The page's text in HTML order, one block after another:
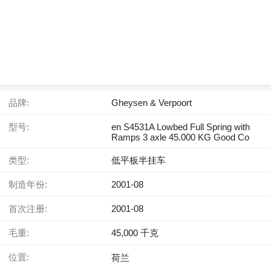
品牌: Gheysen & Verpoort
型号:
en S4531A Lowbed Full Spring with
Ramps 3 axle 45.000 KG Good Co
类型: 低平板半挂车
制造年份: 2001-08
首次注册: 2001-08
毛重: 45,000 千克
位置:
荷兰